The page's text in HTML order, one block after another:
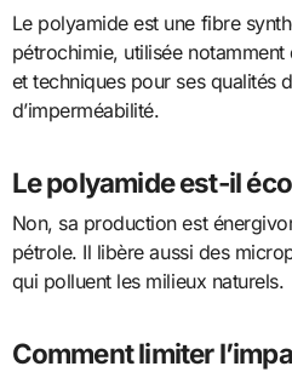
Le polyamide est une fibre
pétrochimie, utilisée
et techniques pour ses qualités
d’imperméabilité.
Le polyamide est-il
Non, sa production est
pétrole. Il libère aussi des
qui polluent les milieux naturels.
Comment limiter